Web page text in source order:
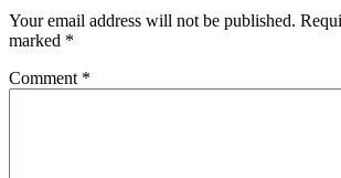
Your email address will not be published.
marked *
Comment *